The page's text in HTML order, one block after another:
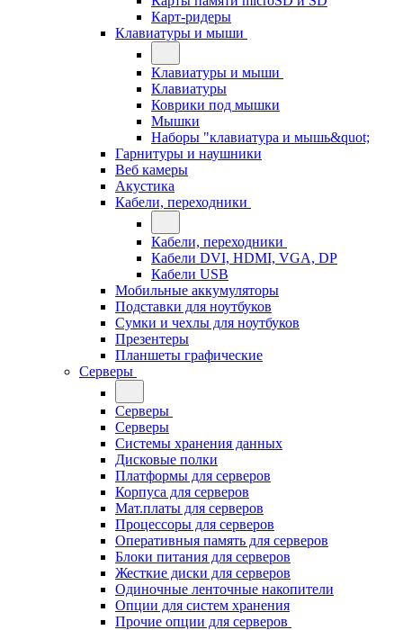
Карт-ридеры
Клавиатуры и мыши
Клавиатуры и мыши
Клавиатуры
Коврики под мышки
Мышки
Наборы "клавиатура и мышь&quot;
Гарнитуры и наушники
Веб камеры
Акустика
Кабели, переходники
Кабели, переходники
Кабели DVI, HDMI, VGA, DP
Кабели USB
Мобильные аккумуляторы
Подставки для ноутбуков
Сумки и чехлы для ноутбуков
Презентеры
Планшеты графические
Серверы
Серверы
Серверы
Системы хранения данных
Дисковые полки
Платформы для серверов
Корпуса для серверов
Мат.платы для серверов
Процессоры для серверов
Оперативныя память для серверов
Блоки питания для серверов
Жесткие диски для серверов
Одиночные ленточные накопители
Опции для систем хранения
Прочие опции для серверов